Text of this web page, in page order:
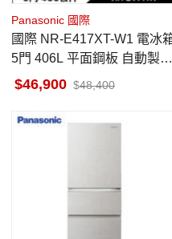
Panasonic 國際
國際 NR-E417XT-W1 電冰箱
5門 406L 平面鋼板 自動製冰
晶鑽白 日本原裝
46,900 48,400